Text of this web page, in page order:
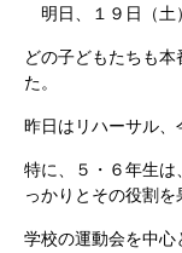
明日、１９日（土
どの子どもたちも
た。
昨日はリハーサル、
特に、５・６年生は
っかりとその役割を
学校の運動会を中心